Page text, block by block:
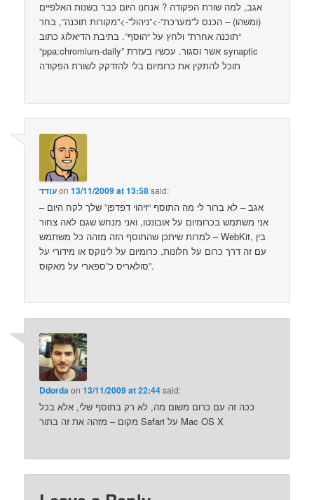
אגב, למה שורת הפקודה ? אנחנו היום כבר בשנות האלפיים
(ומשהו) – הכנס ל”מערכת”->”ניהול”->”מקורות תוכנה”, בחר
“תוכנה אחרת” ולחץ על “הוסף”. בתיבת הדיאלוג כתוב
“ppa:chromium-daily” אשר וסגור. עכשיו בעזרת synaptic
תוכל להתקין את כרומיום בלי להזדקק לשורת הפקודה
עודדon13/11/2009 at 13:58said:
אגב – לא ברור לי מה התוסף “זיהוי דפדפן” שלך לקח היום –
אני משתמש בכרומיום על אובונטו, ואני מנחש שגם לאה צחור
– למרות שיתכן שהתוסף הזה מזהה כל משתמש WebKit, בין
עם זה דרך כרום על חלונות, כרומיום על לינוקס או מידורי על
סולאריס כ”ספארי על מאקוס”.
Ddordaon13/11/2009 at 22:44said:
ככה זה עם כרום משום מה, לא רק בתוסף שלי, אלא בכל
מקום – מזהה את זה בתור Safari על Mac OS X